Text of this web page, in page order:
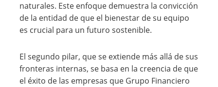
naturales. Este enfoque demuestra la convicción
de la entidad de que el bienestar de su equipo
es crucial para un futuro sostenible.
El segundo pilar, que se extiende más allá de sus
fronteras internas, se basa en la creencia de que
el éxito de las empresas que Grupo Financiero